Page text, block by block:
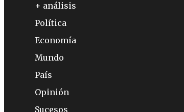
+ análisis
Política
Economía
Mundo
País
Opinión
Sucesos